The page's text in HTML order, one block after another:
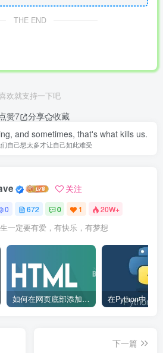
THE END
欢就支持一下吧
点赞7 分享
收藏
and sometimes, that's what kills us.
自己想太多才让自己如此难受
关注
0 672 0 1 20W+
一定要有爱，有快乐，有梦想
如何在网页底部添加版权信息？
下一篇